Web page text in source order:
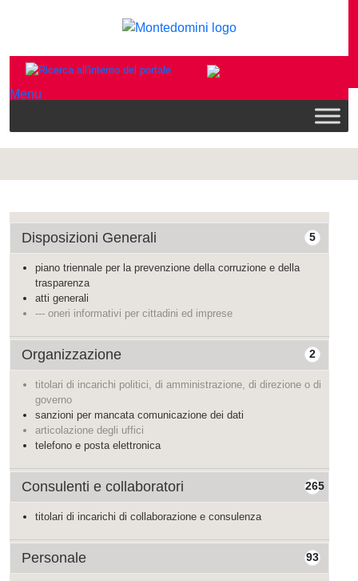
Menu
5
Disposizioni Generali
piano triennale per la prevenzione della corruzione e della
trasparenza
atti generali
--- oneri informativi per cittadini ed imprese
2
Organizzazione
titolari di incarichi politici, di amministrazione, di direzione o di
governo
sanzioni per mancata comunicazione dei dati
articolazione degli uffici
telefono e posta elettronica
265
Consulenti e collaboratori
titolari di incarichi di collaborazione e consulenza
93
Personale